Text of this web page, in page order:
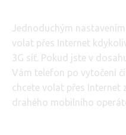
Jednoduchým
volat přes Internet
3G síť. Pokud jste v
Vám telefon po vytočení
chcete volat přes Internet
drahého mobilního